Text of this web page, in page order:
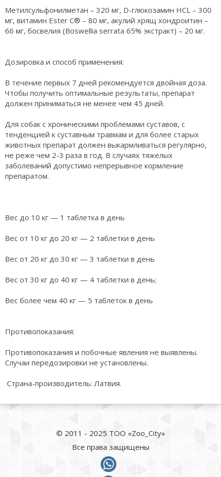
Метилсульфонилметан – 320 мг, D-глюкозамин HCL – 300
мг, витамин Ester C® – 80 мг, акулий хрящ хондроитин –
66 мг, босвелия (Boswellia serrata 65% экстракт) – 20 мг.
Дозировка и способ применения:
В течение первых 7 дней рекомендуется двойная доза.
Чтобы получить оптимальные результаты, препарат
должен приниматься не менее чем 45 дней.
Для собак с хроническими проблемами суставов, с
тенденцией к суставным травмам и для более старых
животных препарат должен выкармливаться регулярно,
не реже чем 2-3 раза в год. В случаях тяжелых
заболеваний допустимо непрерывное кормление
препаратом.
Вес до 10 кг — 1 таблетка в день
Вес от 10 кг до 20 кг — 2 таблетки в день
Вес от 20 кг до 30 кг — 3 таблетки в день
Вес от 30 кг до 40 кг — 4 таблетки в день;
Вес более чем 40 кг — 5 таблеток в день
Противопоказания:
Противопоказания и побочные явления не выявлены.
Случаи передозировки не установлены.
Страна-производитель: Латвия.
© 2011 - 2025 ТОО «Zoo_City»
Все права защищены